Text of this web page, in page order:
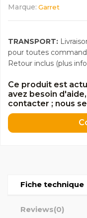
Marque: Garret
TRANSPORT:
pour toutes
Retour inclus (plus
Ce produit est
avez besoin
contacter ; nous
Fiche technique
Reviews(0)